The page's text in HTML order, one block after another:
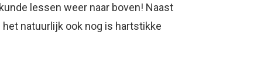
lessen weer naar boven! Naast
natuurlijk ook nog is hartstikke